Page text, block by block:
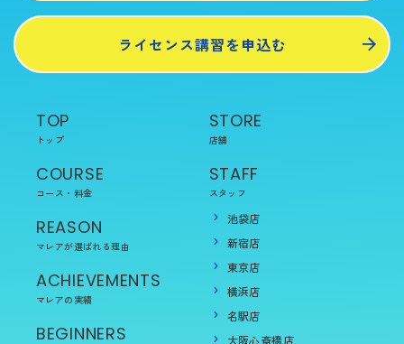
ライセンス講習を申込む
TOP
トップ
COURSE
コース・料金
REASON
マレアが選ばれる理由
ACHIEVEMENTS
マレアの実績
BEGINNERS
STORE
店舗
STAFF
スタッフ
池袋店
新宿店
東京店
横浜店
名駅店
大阪心斎橋店